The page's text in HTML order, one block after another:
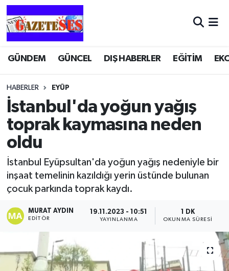
GÜNDEM GÜNCEL DIŞ HABERLER EĞİTİM
HABERLER EYÜP
İstanbul'da yoğun yağış
toprak kaymasına neden
oldu
İstanbul Eyüpsultan'da yoğun yağış nedeniyle bir
inşaat temelinin kazıldığı yerin üstünde bulunan
çocuk parkında toprak kaydı.
MURAT AYDIN
EDITÖR
19.11.2023 - 10:51
YAYINLANMA
1 DK
OKUNMA SÜRESI